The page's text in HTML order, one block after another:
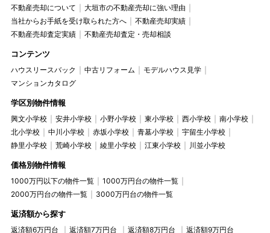
不動産売却について
大垣市の不動産売却に強い理由
当社からお手紙を受け取られた方へ
不動産売却実績
不動産売却査定実績
不動産売却査定・売却相談
コンテンツ
ハウスリースバック 中古リフォーム
モデルハウス見学
マンションカタログ
学区別物件情報
興文小学校 安井小学校 小野小学校 東小学校 西小学校
南小学校
北小学校
中川小学校 赤坂小学校 青墓小学校
宇留生小学校
静里小学校
荒崎小学校 綾里小学校 江東小学校 川並小学校
価格別物件情報
1000万円以下の物件一覧
1000万円台の物件一覧
2000万円台の物件一覧
3000万円台の物件一覧
返済額から探す
返済額6万円台 返済額7万円台 返済額8万円台 返済額9万円台